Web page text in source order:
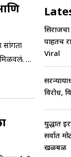
या
पाहतच
Viral
विरोध,
युद्धात
सर्वात
खळबळ